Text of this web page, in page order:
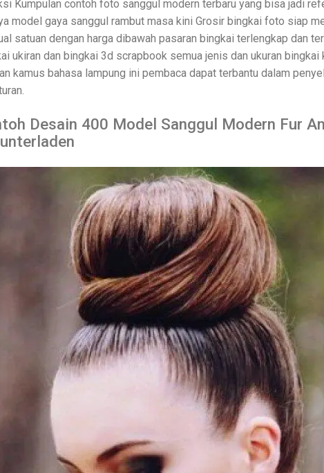
Kumpulan contoh foto sanggul modern terbaru yang bisa jadi
model gaya sanggul rambut masa kini Grosir bingkai foto siap
satuan dengan harga dibawah pasaran bingkai terlengkap dan
ukiran dan bingkai 3d scrapbook semua jenis dan ukuran bingkai
kamus bahasa lampung ini pembaca dapat terbantu dalam
Desain 400 Model Sanggul Modern Fur